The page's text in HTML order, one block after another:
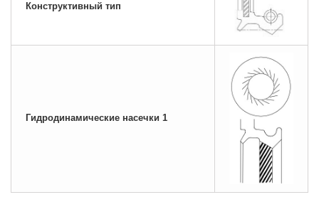
Конструктивный тип
Гидродинамические насечки 1